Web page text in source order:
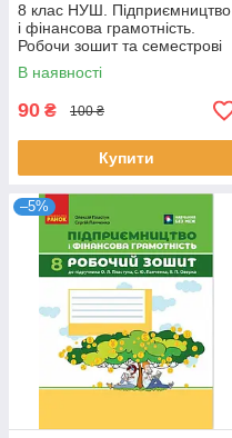
8 клас НУШ. Підприємництво
і фінансова грамотність.
Робочи зошит та семестрові
діагностувальні роботи
В наявності
90 ₴ 100 ₴
Купити
–5%